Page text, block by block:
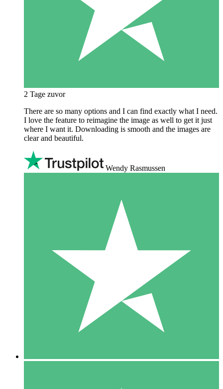
2 Tage zuvor
There are so many options and I can find exactly what I need.
I love the feature to reimagine the image as well to get it just
where I want it. Downloading is smooth and the images are
clear and beautiful.
Wendy Rasmussen